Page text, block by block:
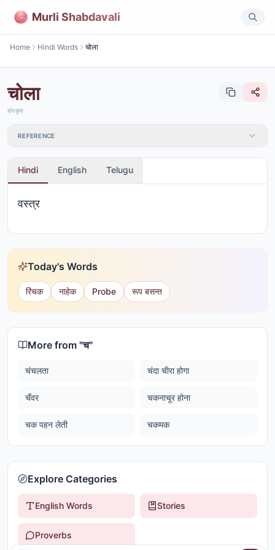
Murli Shabdavali
Home Hindi Words चोला
चोला
संस्कृत
REFERENCE
Hindi English Telugu
वस्त्र
Today's Words
रिंचक नाहेक Probe रूप बसन्त
More from "च"
चंचलता चंदा चीरा होगा
चँवर चकनाचूर होना
चक पहन लेती चकमक
Explore Categories
English Words Stories
Proverbs